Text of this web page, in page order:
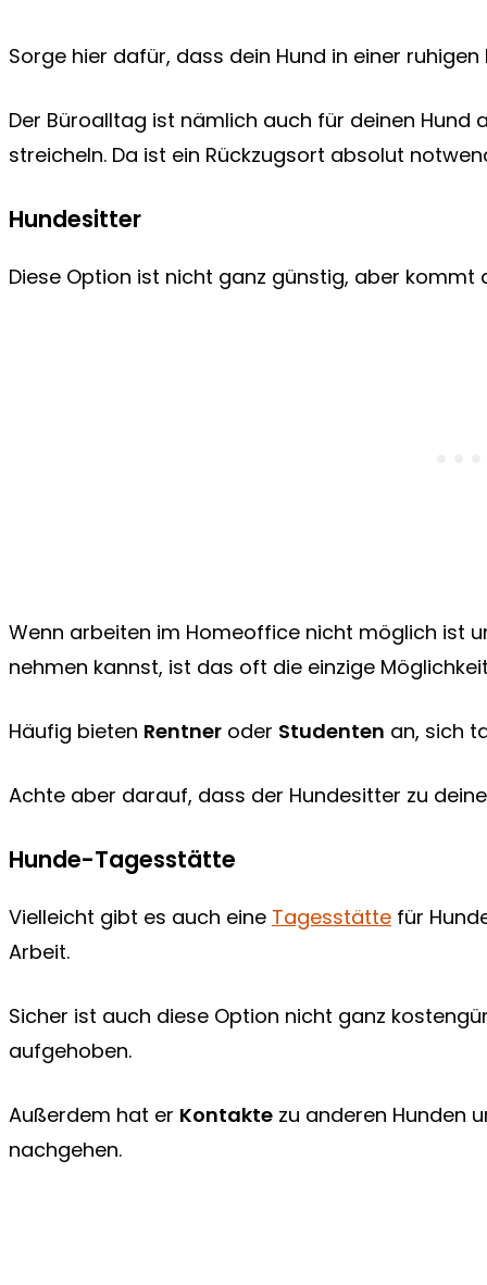
Sorge hier dafür, dass dein Hund in einer
Der Büroalltag ist nämlich auch für deinen Hund
streicheln. Da ist ein Rückzugsort absolut
Hundesitter
Diese Option ist nicht ganz günstig, aber kommt
Wenn arbeiten im Homeoffice nicht möglich ist
nehmen kannst, ist das oft die einzige
Häufig bieten Rentner oder Studenten an, sich
Achte aber darauf, dass der Hundesitter zu
Hunde-Tagesstätte
Vielleicht gibt es auch eine Tagesstätte für
Arbeit.
Sicher ist auch diese Option nicht ganz
aufgehoben.
Außerdem hat er Kontakte zu anderen Hunden
nachgehen.